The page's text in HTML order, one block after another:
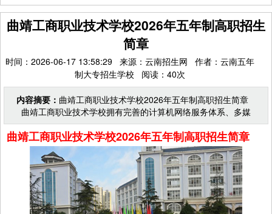
曲靖工商职业技术学校2026年五年制高职招生
简章
时间：2026-06-17 13:58:29 来源：云南招生网 作者：云南五年
制大专招生学校 阅读：40次
内容摘要： 曲靖工商职业技术学校2026年五年制高职招生简章
曲靖工商职业技术学校拥有完善的计算机网络服务体系、多媒
体教室和计算机辅助普通话水平测评室，配置了先进的
曲靖工商职业技术学校2026年五年制高职招生简章